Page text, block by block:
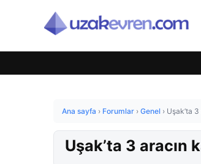
Ana sayfa › Forumlar › Genel › Uşak’ta
Uşak’ta 3 aracın